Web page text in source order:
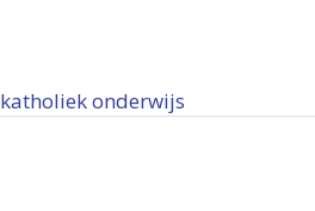
katholiek onderwijs